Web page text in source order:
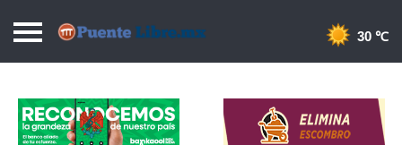
Puentelibre.mx
Local
30 ℃